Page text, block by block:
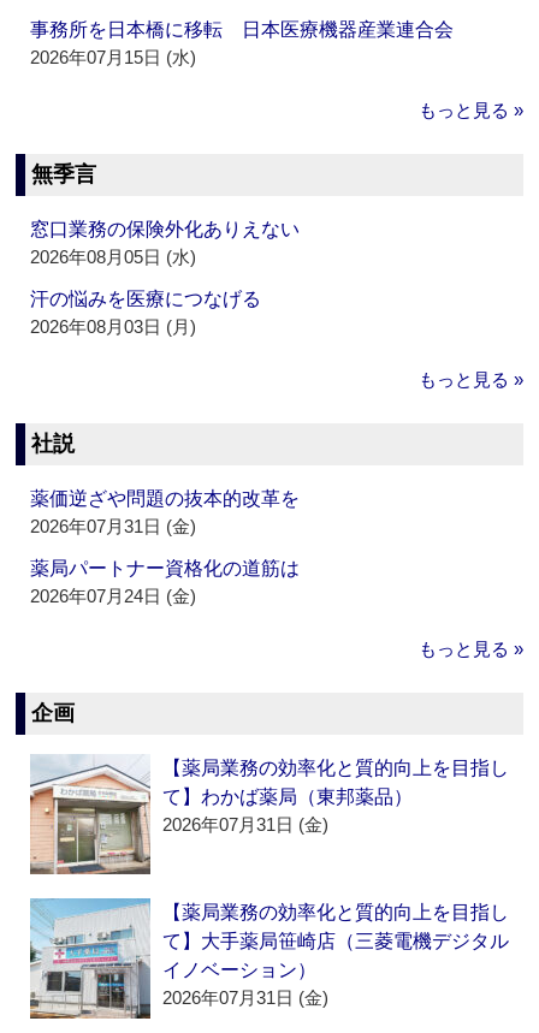
事務所を日本橋に移転 日本医療機器産業連合会
2026年07月15日 (水)
もっと見る »
無季言
窓口業務の保険外化ありえない
2026年08月05日 (水)
汗の悩みを医療につなげる
2026年08月03日 (月)
もっと見る »
社説
薬価逆ざや問題の抜本的改革を
2026年07月31日 (金)
薬局パートナー資格化の道筋は
2026年07月24日 (金)
もっと見る »
企画
【薬局業務の効率化と質的向上を目指し
て】わかば薬局（東邦薬品）
2026年07月31日 (金)
【薬局業務の効率化と質的向上を目指し
て】大手薬局笹崎店（三菱電機デジタル
イノベーション）
2026年07月31日 (金)